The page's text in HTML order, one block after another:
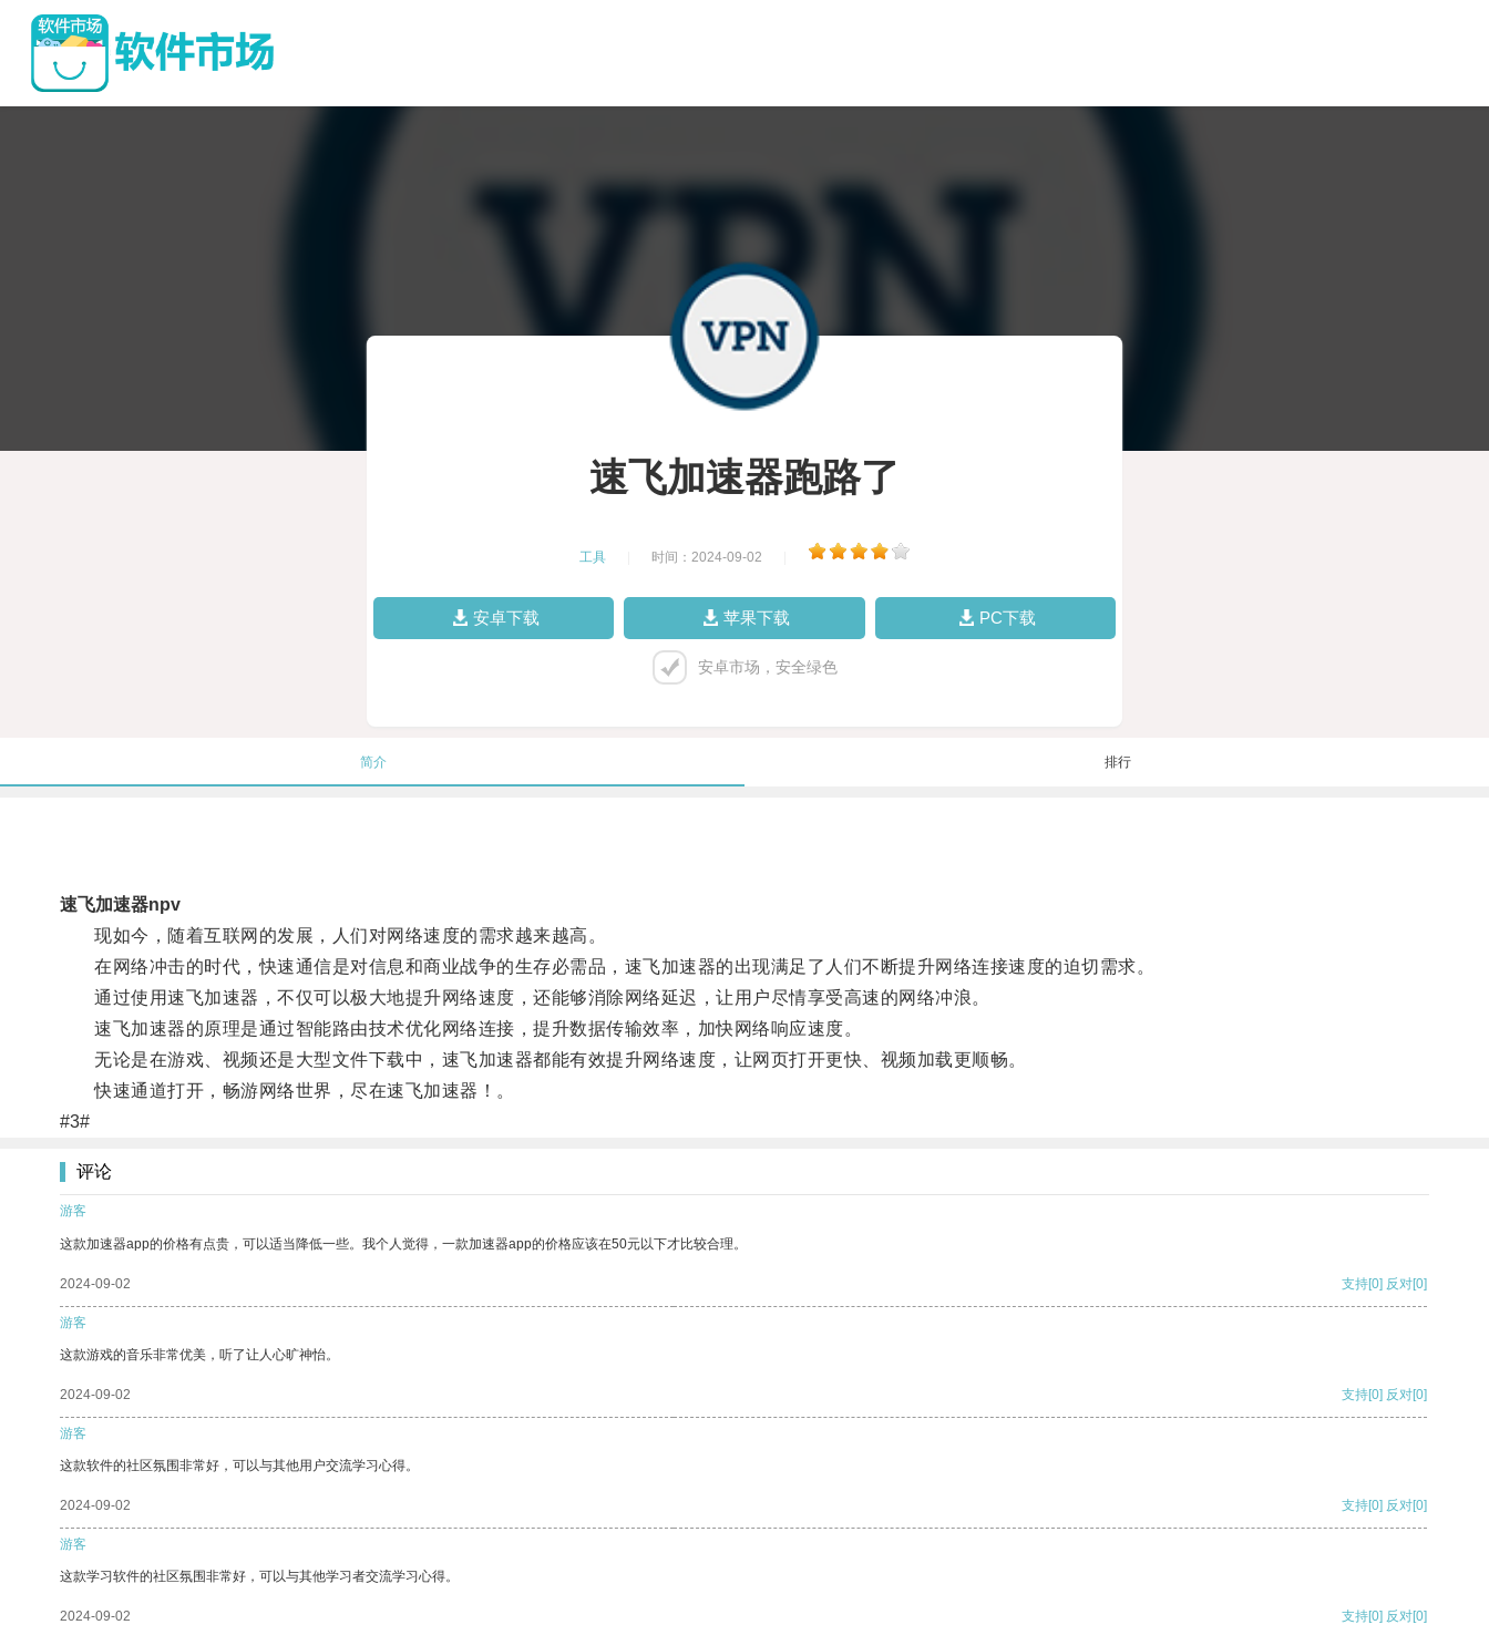
速飞加速器跑路了
工具 时间：2024-09-02
安卓下载 苹果下载 PC下载
安卓市场，安全绿色
简介 排行
速飞加速器npv
现如今，随着互联网的发展，人们对网络速度的需求越来越高。
在网络冲击的时代，快速通信是对信息和商业战争的生存必需品，速飞加速器的出现满足了人们不断提升网络连接速度的迫切需求。
通过使用速飞加速器，不仅可以极大地提升网络速度，还能够消除网络延迟，让用户尽情享受高速的网络冲浪。
速飞加速器的原理是通过智能路由技术优化网络连接，提升数据传输效率，加快网络响应速度。
无论是在游戏、视频还是大型文件下载中，速飞加速器都能有效提升网络速度，让网页打开更快、视频加载更顺畅。
快速通道打开，畅游网络世界，尽在速飞加速器！。
#3#
评论
游客
这款加速器app的价格有点贵，可以适当降低一些。我个人觉得，一款加速器app的价格应该在50元以下才比较合理。
2024-09-02 支持[0] 反对[0]
游客
这款游戏的音乐非常优美，听了让人心旷神怡。
2024-09-02 支持[0] 反对[0]
游客
这款软件的社区氛围非常好，可以与其他用户交流学习心得。
2024-09-02 支持[0] 反对[0]
游客
这款学习软件的社区氛围非常好，可以与其他学习者交流学习心得。
2024-09-02 支持[0] 反对[0]